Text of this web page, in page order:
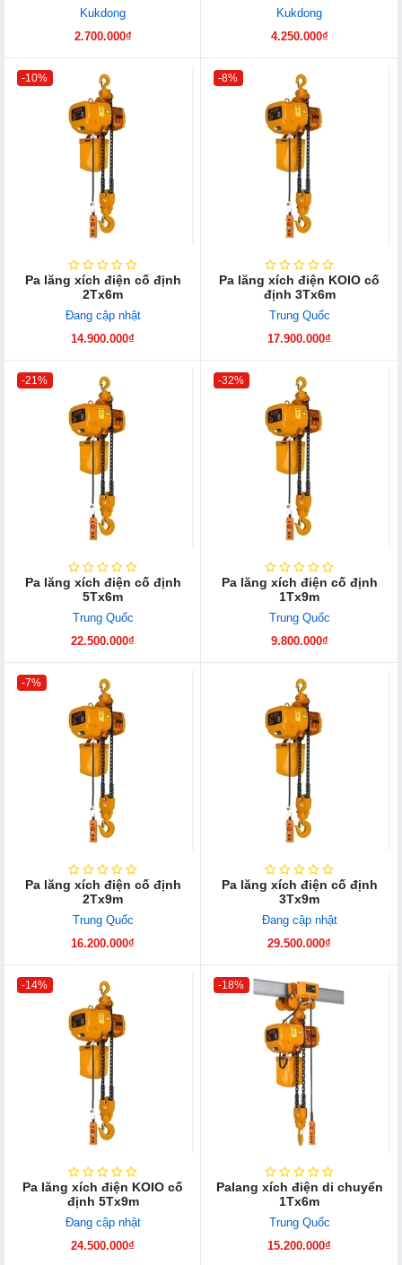
Kukdong
2.700.000₫
Kukdong
4.250.000₫
-10%
Pa lăng xích điện cố định
2Tx6m
Đang cập nhật
14.900.000₫
-8%
Pa lăng xích điện KOIO cố
định 3Tx6m
Trung Quốc
17.900.000₫
-21%
Pa lăng xích điện cố định
5Tx6m
Trung Quốc
22.500.000₫
-32%
Pa lăng xích điện cố định
1Tx9m
Trung Quốc
9.800.000₫
-7%
Pa lăng xích điện cố định
2Tx9m
Trung Quốc
16.200.000₫
Pa lăng xích điện cố định
3Tx9m
Đang cập nhật
29.500.000₫
-14%
Pa lăng xích điện KOIO cố
định 5Tx9m
Đang cập nhật
24.500.000₫
-18%
Palang xích điện di chuyển
1Tx6m
Trung Quốc
15.200.000₫